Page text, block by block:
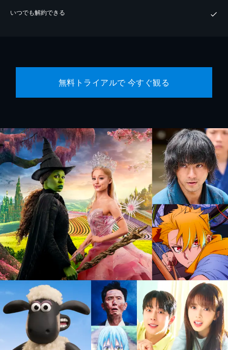
いつでも解約できる
無料トライアルで 今すぐ観る